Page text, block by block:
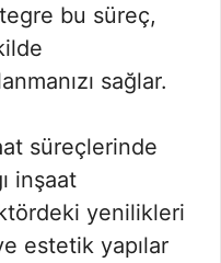
bu süreç,
sağlar.
süreçlerinde
inşaat
yenilikleri
estetik yapılar